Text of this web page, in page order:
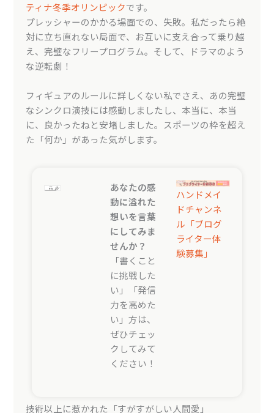
ティナ冬季オリンピックです。
プレッシャーのかかる場面での、失敗。私だったら絶
対に立ち直れない局面で、お互いに支え合って乗り越
え、完璧なフリープログラム。そして、ドラマのよう
な逆転劇！
フィギュアのルールに詳しくない私でさえ、あの完璧
なシンクロ演技には感動しましたし、本当に、本当
に、良かったねと安堵しました。スポーツの枠を超え
た「何か」があった気がします。
あなたの感
動に溢れた
想いを言葉
にしてみま
せんか？
「書くこと
に挑戦した
い」「発信
力を高めた
い」方は、
ぜひチェッ
クしてみて
ください！
ハンドメイ
ドチャンネ
ル「ブログ
ライター体
験募集」
技術以上に惹かれた「すがすがしい人間愛」